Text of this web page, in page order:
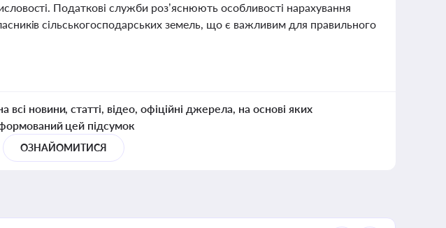
Податкові служби роз’яснюють особливості нарахування
сільськогосподарських земель, що є важливим для правильного
новини, статті, відео, офіційні джерела, на основі яких
цей підсумок
ОЗНАЙОМИТИСЯ